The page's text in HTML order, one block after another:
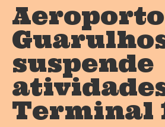
suspende
Terminal